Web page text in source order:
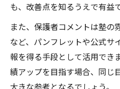
も、改善点を知るうえで有益で
また、保護者コメントは塾の
など、パンフレットや公式サ
報を得る手段として活用でき
績アップを目指す場合、同じ
大きな参考となるでしょう。